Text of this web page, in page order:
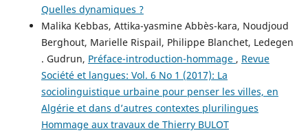
Quelles dynamiques ?
Malika Kebbas, Attika-yasmine Abbès-kara, Noudjoud
Berghout, Marielle Rispail, Philippe Blanchet, Ledegen
. Gudrun, Préface-introduction-hommage , Revue
Société et langues: Vol. 6 No 1 (2017): La
sociolinguistique urbaine pour penser les villes, en
Algérie et dans d’autres contextes plurilingues
Hommage aux travaux de Thierry BULOT